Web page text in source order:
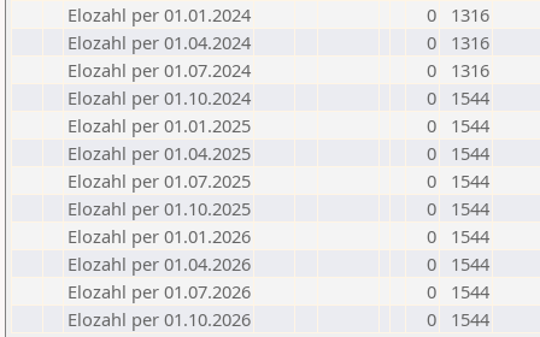
Elozahl per 01.01.2024
0
1316
Elozahl per 01.04.2024
0
1316
Elozahl per 01.07.2024
0
1316
Elozahl per 01.10.2024
0
1544
Elozahl per 01.01.2025
0
1544
Elozahl per 01.04.2025
0
1544
Elozahl per 01.07.2025
0
1544
Elozahl per 01.10.2025
0
1544
Elozahl per 01.01.2026
0
1544
Elozahl per 01.04.2026
0
1544
Elozahl per 01.07.2026
0
1544
Elozahl per 01.10.2026
0 1544